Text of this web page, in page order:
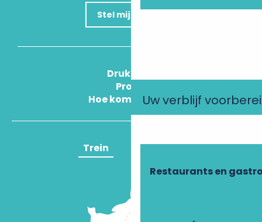
Uw verblijf
Restaurants en
Stel mijn vraag
Druk Op
Pros
Hoe kom ik daar?
Trein Vliegtuig